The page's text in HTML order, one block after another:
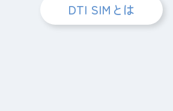
DTI SIMとは